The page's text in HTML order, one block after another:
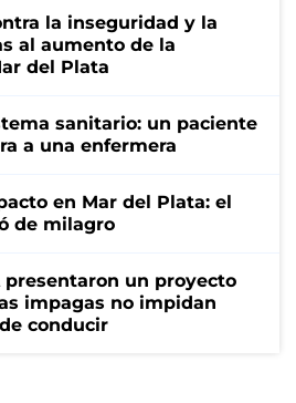
la inseguridad y la
al aumento de la
del Plata
sanitario: un paciente
a una enfermera
en Mar del Plata: el
de milagro
presentaron un proyecto
impagas no impidan
conducir